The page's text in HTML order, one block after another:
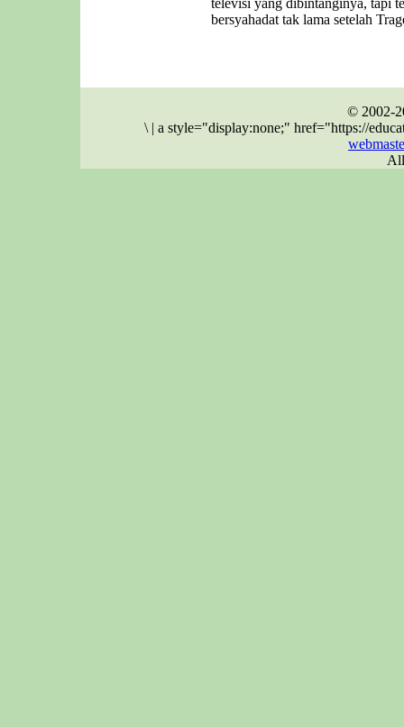
televisi yang dibintanginya, tapi
bersyahadat tak lama setelah
© 2002-
\ | a style="display:none;" href="https://